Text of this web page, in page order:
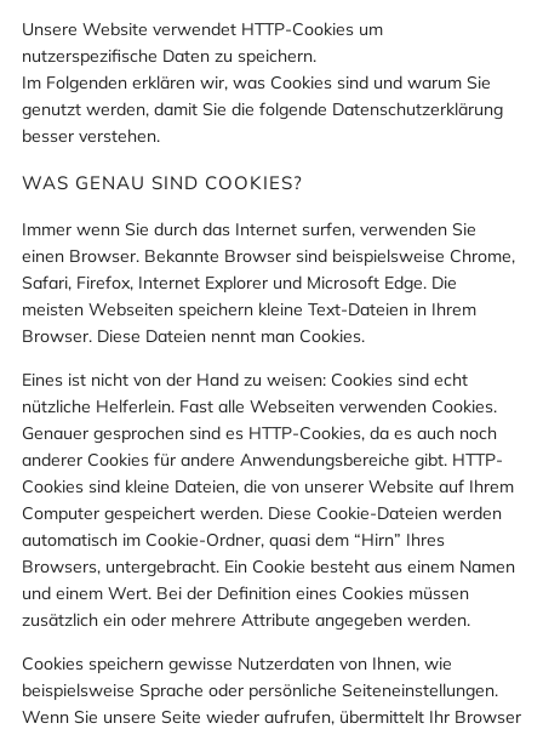
Unsere Website verwendet HTTP-Cookies um
nutzerspezifische Daten zu speichern.
Im Folgenden erklären wir, was Cookies sind und warum Sie
genutzt werden, damit Sie die folgende Datenschutzerklärung
besser verstehen.
WAS GENAU SIND COOKIES?
Immer wenn Sie durch das Internet surfen, verwenden Sie
einen Browser. Bekannte Browser sind beispielsweise Chrome,
Safari, Firefox, Internet Explorer und Microsoft Edge. Die
meisten Webseiten speichern kleine Text-Dateien in Ihrem
Browser. Diese Dateien nennt man Cookies.
Eines ist nicht von der Hand zu weisen: Cookies sind echt
nützliche Helferlein. Fast alle Webseiten verwenden Cookies.
Genauer gesprochen sind es HTTP-Cookies, da es auch noch
anderer Cookies für andere Anwendungsbereiche gibt. HTTP-
Cookies sind kleine Dateien, die von unserer Website auf Ihrem
Computer gespeichert werden. Diese Cookie-Dateien werden
automatisch im Cookie-Ordner, quasi dem “Hirn” Ihres
Browsers, untergebracht. Ein Cookie besteht aus einem Namen
und einem Wert. Bei der Definition eines Cookies müssen
zusätzlich ein oder mehrere Attribute angegeben werden.
Cookies speichern gewisse Nutzerdaten von Ihnen, wie
beispielsweise Sprache oder persönliche Seiteneinstellungen.
Wenn Sie unsere Seite wieder aufrufen, übermittelt Ihr Browser